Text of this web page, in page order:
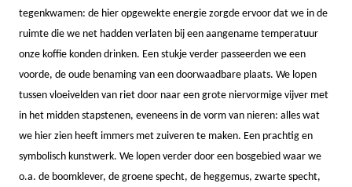
tegenkwamen: de hier opgewekte energie zorgde ervoor dat we in de
ruimte die we net hadden verlaten bij een aangename temperatuur
onze koffie konden drinken. Een stukje verder passeerden we een
voorde, de oude benaming van een doorwaadbare plaats. We lopen
tussen vloeivelden van riet door naar een grote niervormige vijver met
in het midden stapstenen, eveneens in de vorm van nieren: alles wat
we hier zien heeft immers met zuiveren te maken. Een prachtig en
symbolisch kunstwerk. We lopen verder door een bosgebied waar we
o.a. de boomklever, de groene specht, de heggemus, zwarte specht,